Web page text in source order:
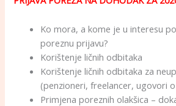
Ko mora, a kome je u interesu
poreznu prijavu?
Korištenje ličnih odbitaka
Korištenje ličnih odbitaka za
(penzioneri, freelancer, ugovori
Primjena poreznih olakšica –